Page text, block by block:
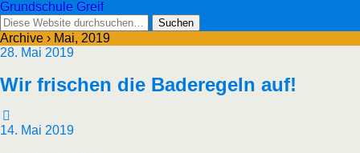
Grundschule Greif
Archive › Mai, 2019
28. Mai 2019
Wir frischen die Baderegeln auf!
14. Mai 2019